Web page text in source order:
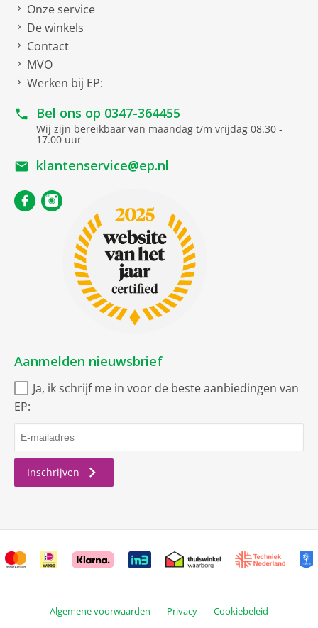
Onze service
De winkels
Contact
MVO
Werken bij EP:
Bel ons op 0347-364455
Wij zijn bereikbaar van maandag t/m vrijdag 08.30 -
17.00 uur
klantenservice@ep.nl
Aanmelden nieuwsbrief
Ja, ik schrijf me in voor de beste aanbiedingen van
EP:
Inschrijven
Algemene voorwaarden Privacy Cookiebeleid